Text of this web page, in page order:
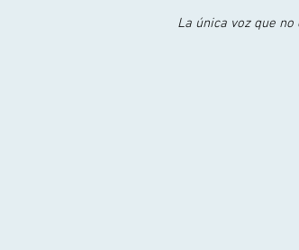
La única voz que